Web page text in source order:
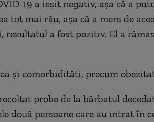
19 a ieșit negativ, așa că a
tot mai rău, așa că a mers de
rezultatul a fost pozitiv. El a
și comorbidități, precum
probe de la bărbatul
două persoane care au intrat în